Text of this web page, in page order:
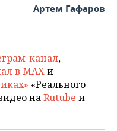
Артем Гафаров
канал,
в MAXи
«Реального
наRutube и